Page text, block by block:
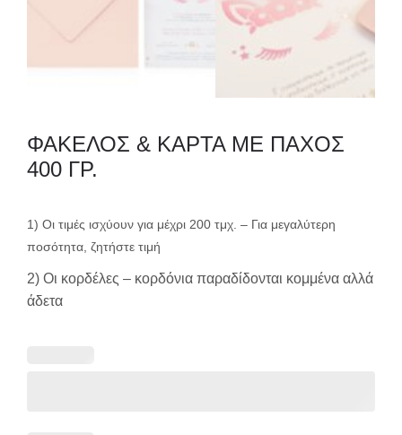
ΦΑΚΕΛΟΣ & ΚΑΡΤΑ ΜΕ ΠΑΧΟΣ
400 ΓΡ.
1) Οι τιμές ισχύουν για μέχρι 200 τμχ. – Για μεγαλύτερη
ποσότητα, ζητήστε τιμή
2) Οι κορδέλες – κορδόνια παραδίδονται κομμένα αλλά
άδετα